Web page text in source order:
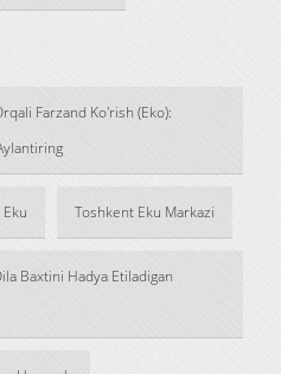
Farzand Ko'rish (Eko):
Toshkent Eku Markazi
Baxtini Hadya Etiladigan